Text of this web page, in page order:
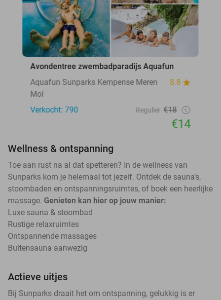
Avondentree zwembadparadijs Aquafun
Aquafun Sunparks Kempense Meren
8.8
Mol
Verkocht: 790
Regulier €18
€14
Wellness & ontspanning
Toe aan rust na al dat spetteren? In de wellness van
Sunparks kom je helemaal tot jezelf. Ontdek de sauna’s,
stoombaden en ontspanningsruimtes, of boek een heerlijke
massage. Genieten kan hier op jouw manier:
Luxe sauna & stoombad
Rustige relaxruimtes
Ontspannende massages
Buitensauna aanwezig
Actieve uitjes
Bij Sunparks draait het om ontspanning, gelukkig is er